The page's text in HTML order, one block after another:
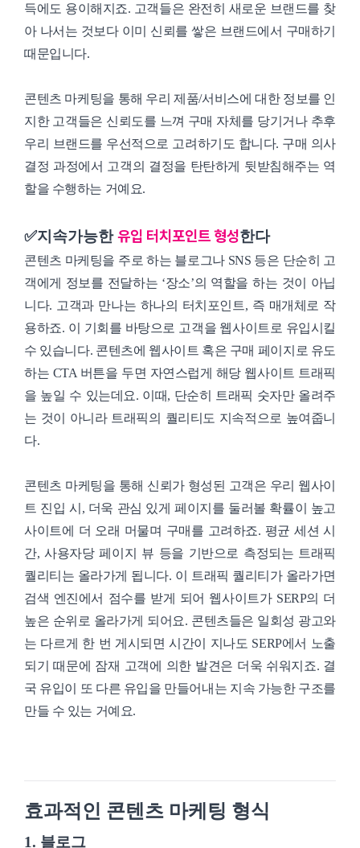
득에도 용이해지죠. 고객들은 완전히 새로운 브랜드를 찾
아 나서는 것보다 이미 신뢰를 쌓은 브랜드에서 구매하기
때문입니다.
콘텐츠 마케팅을 통해 우리 제품/서비스에 대한 정보를 인
지한 고객들은 신뢰도를 느껴 구매 자체를 당기거나 추후
우리 브랜드를 우선적으로 고려하기도 합니다. 구매 의사
결정 과정에서 고객의 결정을 탄탄하게 뒷받침해주는 역
할을 수행하는 거예요.
✅지속가능한유입 터치포인트 형성한다
콘텐츠 마케팅을 주로 하는 블로그나 SNS 등은 단순히 고
객에게 정보를 전달하는 ‘장소’의 역할을 하는 것이 아닙
니다. 고객과 만나는 하나의 터치포인트, 즉 매개체로 작
용하죠. 이 기회를 바탕으로 고객을 웹사이트로 유입시킬
수 있습니다. 콘텐츠에 웹사이트 혹은 구매 페이지로 유도
하는 CTA 버튼을 두면 자연스럽게 해당 웹사이트 트래픽
을 높일 수 있는데요. 이때, 단순히 트래픽 숫자만 올려주
는 것이 아니라 트래픽의 퀄리티도 지속적으로 높여줍니
다.
콘텐츠 마케팅을 통해 신뢰가 형성된 고객은 우리 웹사이
트 진입 시, 더욱 관심 있게 페이지를 둘러볼 확률이 높고
사이트에 더 오래 머물며 구매를 고려하죠. 평균 세션 시
간, 사용자당 페이지 뷰 등을 기반으로 측정되는 트래픽
퀄리티는 올라가게 됩니다. 이 트래픽 퀄리티가 올라가면
검색 엔진에서 점수를 받게 되어 웹사이트가 SERP의 더
높은 순위로 올라가게 되어요. 콘텐츠들은 일회성 광고와
는 다르게 한 번 게시되면 시간이 지나도 SERP에서 노출
되기 때문에 잠재 고객에 의한 발견은 더욱 쉬워지죠. 결
국 유입이 또 다른 유입을 만들어내는 지속 가능한 구조를
만들 수 있는 거예요.
효과적인 콘텐츠 마케팅 형식
1. 블로그